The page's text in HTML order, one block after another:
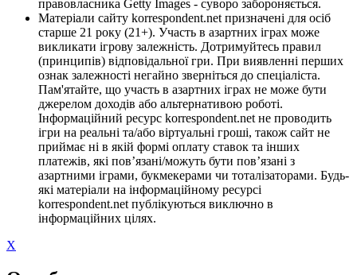
правовласника Getty Images - суворо забороняється.
Матеріали сайту korrespondent.net призначені для осіб
старше 21 року (21+). Участь в азартних іграх може
викликати ігрову залежність. Дотримуйтесь правил
(принципів) відповідальної гри. При виявленні перших
ознак залежності негайно зверніться до спеціаліста.
Пам'ятайте, що участь в азартних іграх не може бути
джерелом доходів або альтернативою роботі.
Інформаційний ресурс korrespondent.net не проводить
ігри на реальні та/або віртуальні гроші, також сайт не
приймає ні в якій формі оплату ставок та інших
платежів, які пов’язані/можуть бути пов’язані з
азартними іграми, букмекерами чи тоталізаторами. Будь-
які матеріали на інформаційному ресурсі
korrespondent.net публікуються виключно в
інформаційних цілях.
X